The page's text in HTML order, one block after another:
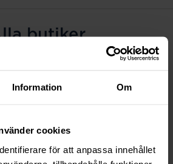
Information Om
cookies
för att anpassa innehållet
butiker